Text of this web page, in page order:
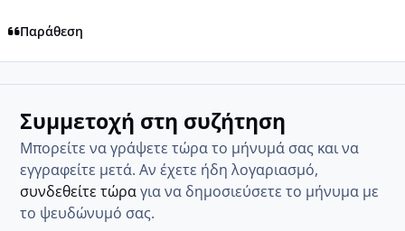
Παράθεση
Συμμετοχή στη συζήτηση
Μπορείτε να γράψετε τώρα το μήνυμά σας και να
εγγραφείτε μετά. Αν έχετε ήδη λογαριασμό,
συνδεθείτε τώραγια να δημοσιεύσετε το μήνυμα με
το ψευδώνυμό σας.